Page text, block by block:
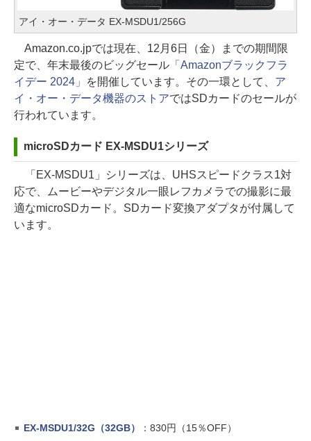
アイ・オー・データ EX-MSDU1/256G
Amazon.co.jpでは現在、12月6日（金）までの期間限
定で、年末最後のビッグセール「Amazonブラックフラ
イデー 2024」
を開催しています。その一環として、 ア
イ・オー・データ機器のストアではSDカードのセールが
行われています。
microSDカード EX-MSDU1シリーズ
「EX-MSDU1」シリーズは、UHSスピードクラス1対
応で、ムービーやデジタル一眼レフカメラでの撮影に最
適なmicroSDカード。SDカード変換アダプタが付属して
います。
EX-MSDU1/32G（32GB）
：830円（15％OFF）